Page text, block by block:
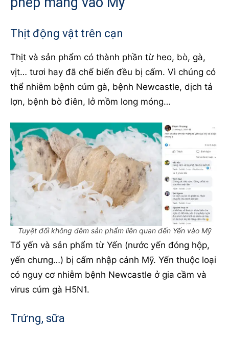
Thịt động vật trên cạn
Thịt và sản phẩm có thành phần từ heo, bò, gà,
vịt… tươi hay đã chế biến đều bị cấm. Vì chúng có
thể nhiễm bệnh cúm gà, bệnh Newcastle, dịch tả
lợn, bệnh bò điên, lở mồm long móng…
Tuyệt đối không đêm sản phẩm liên quan đến Yến vào Mỹ
Tổ yến và sản phẩm từ Yến (nước yến đóng hộp,
yến chưng…) bị cấm nhập cảnh Mỹ. Yến thuộc loại
có nguy cơ nhiễm bệnh Newcastle ở gia cầm và
virus cúm gà H5N1.
Trứng, sữa